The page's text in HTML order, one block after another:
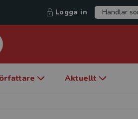
Logga in Handlar
Aktuellt